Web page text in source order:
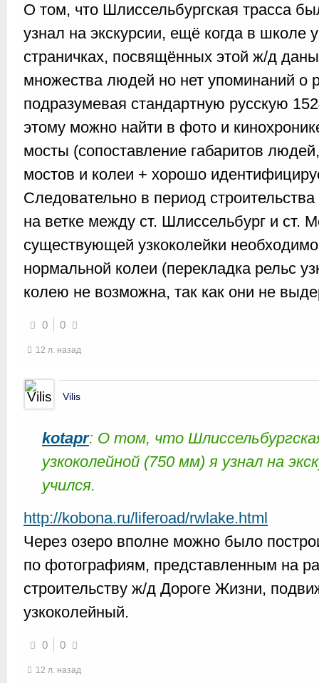
О том, что Шлиссельбургская трасса
узнал на экскурсии, ещё когда в школе
страничках, посвящённых этой ж/д
множества людей но нет упоминаний о
подразумевая стандартную русскую
этому можно найти в фото и
мосты (сопоставление габаритов
мостов и колеи + хорошо
Следовательно в период
на ветке между ст. Шлиссельбург и ст.
существующей узкоколейки
нормальной колеи (перекладка рельс
колею не возможна, так как они не
0 0
12 л. назад
Vilis
kotapr: О том, что
узкоколейной (750 мм) я узнал на
учился.
http://kobona.ru/liferoad/rwlake.html
Через озеро вполне можно было
по фотографиям, представленным на
строительству ж/д Дороге Жизни,
узкоколейный.
0 0
12 л. назад